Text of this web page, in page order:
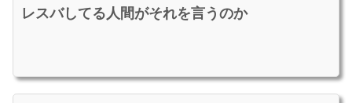
レスバしてる人間がそれを言うのか